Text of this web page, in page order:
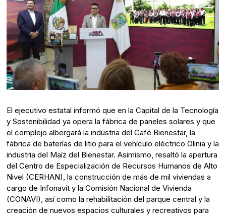
El ejecutivo estatal informó que en la Capital de la Tecnología
y Sostenibilidad ya opera la fábrica de paneles solares y que
el complejo albergará la industria del Café Bienestar, la
fábrica de baterías de litio para el vehículo eléctrico Olinia y la
industria del Maíz del Bienestar. Asimismo, resaltó la apertura
del Centro de Especialización de Recursos Humanos de Alto
Nivel (CERHAN), la construcción de más de mil viviendas a
cargo de Infonavit y la Comisión Nacional de Vivienda
(CONAVI), así como la rehabilitación del parque central y la
creación de nuevos espacios culturales y recreativos para